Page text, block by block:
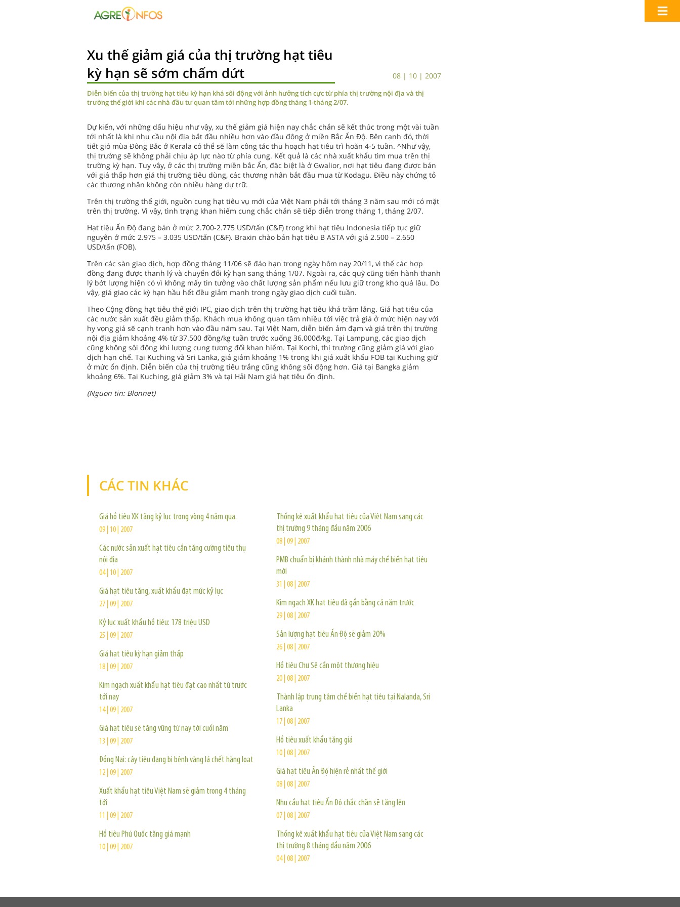
Xu thế giảm giá của thị trường hạt tiêu
kỳ hạn sẽ sớm chấm dứt
08 | 10 | 2007
Diễn biến của thị trường hạt tiêu kỳ hạn khá sôi động với ảnh hưởng tích cực từ phía thị trường nội địa và thị
trường thế giới khi các nhà đầu tư quan tâm tới những hợp đồng tháng 1-tháng 2/07.
Dự kiến, với những dấu hiệu như vậy, xu thế giảm giá hiện nay chắc chắn sẽ kết thúc trong một vài tuần
tới nhất là khi nhu cầu nội địa bắt đầu nhiều hơn vào đầu đông ở miền Bắc Ấn Độ. Bên cạnh đó, thời
tiết gió mùa Đông Bắc ở Kerala có thể sẽ làm công tác thu hoạch hạt tiêu trì hoãn 4-5 tuần. ^Như vậy,
thị trường sẽ không phải chịu áp lực nào từ phía cung. Kết quả là các nhà xuất khẩu tìm mua trên thị
trường kỳ hạn. Tuy vậy, ở các thị trường miền bắc Ấn, đặc biệt là ở Gwalior, nơi hạt tiêu đang được bán
với giá thấp hơn giá thị trường tiêu dùng, các thương nhân bắt đầu mua từ Kodagu. Điều này chứng tỏ
các thương nhân không còn nhiều hàng dự trữ.
Trên thị trường thế giới, nguồn cung hạt tiêu vụ mới của Việt Nam phải tới tháng 3 năm sau mới có mặt
trên thị trường. Vì vậy, tình trạng khan hiếm cung chắc chắn sẽ tiếp diễn trong tháng 1, tháng 2/07.
Hạt tiêu Ấn Độ đang bán ở mức 2.700-2.775 USD/tấn (C&F) trong khi hạt tiêu Indonesia tiếp tục giữ
nguyên ở mức 2.975 – 3.035 USD/tấn (C&F). Braxin chào bán hạt tiêu B ASTA với giá 2.500 – 2.650
USD/tấn (FOB).
Trên các sàn giao dịch, hợp đồng tháng 11/06 sẽ đáo hạn trong ngày hôm nay 20/11, vì thế các hợp
đồng đang được thanh lý và chuyển đổi kỳ hạn sang tháng 1/07. Ngoài ra, các quỹ cũng tiến hành thanh
lý bớt lượng hiện có vì không mấy tin tưởng vào chất lượng sản phẩm nếu lưu giữ trong kho quá lâu. Do
vậy, giá giao các kỳ hạn hầu hết đều giảm mạnh trong ngày giao dịch cuối tuần.
Theo Cộng đồng hạt tiêu thế giới IPC, giao dịch trên thị trường hạt tiêu khá trầm lắng. Giá hạt tiêu của
các nước sản xuất đều giảm thấp. Khách mua không quan tâm nhiều tới việc trả giá ở mức hiện nay với
hy vọng giá sẽ cạnh tranh hơn vào đầu năm sau. Tại Việt Nam, diễn biến ảm đạm và giá trên thị trường
nội địa giảm khoảng 4% từ 37.500 đồng/kg tuần trước xuống 36.000đ/kg. Tại Lampung, các giao dịch
cũng không sôi động khi lượng cung tương đối khan hiếm. Tại Kochi, thị trường cũng giảm giá với giao
dịch hạn chế. Tại Kuching và Sri Lanka, giá giảm khoảng 1% trong khi giá xuất khẩu FOB tại Kuching giữ
ở mức ổn định. Diễn biến của thị trường tiêu trắng cũng không sôi động hơn. Giá tại Bangka giảm
khoảng 6%. Tại Kuching, giá giảm 3% và tại Hải Nam giá hạt tiêu ổn định.
(Nguon tin: Blonnet)
CÁC TIN KHÁC
Giá hồ tiêu XK tăng kỷ lục trong vòng 4 năm qua.
09 | 10 | 2007
Các nước sản xuất hạt tiêu cần tăng cường tiêu thụ
nội địa
04 | 10 | 2007
Giá hạt tiêu tăng, xuất khẩu đạt mức kỷ lục
27 | 09 | 2007
Kỷ lục xuất khẩu hồ tiêu: 178 triệu USD
25 | 09 | 2007
Giá hạt tiêu kỳ hạn giảm thấp
18 | 09 | 2007
Kim ngạch xuất khẩu hạt tiêu đạt cao nhất từ trước
tới nay
14 | 09 | 2007
Giá hạt tiêu sẽ tăng vững từ nay tới cuối năm
13 | 09 | 2007
Đồng Nai: cây tiêu đang bị bệnh vàng lá chết hàng loạt
12 | 09 | 2007
Xuất khẩu hạt tiêu Việt Nam sẽ giảm trong 4 tháng
tới
11 | 09 | 2007
Hồ tiêu Phú Quốc tăng giá mạnh
10 | 09 | 2007
Thống kê xuất khẩu hạt tiêu của Việt Nam sang các
thị trường 9 tháng đầu năm 2006
08 | 09 | 2007
PMB chuẩn bị khánh thành nhà máy chế biến hạt tiêu
mới
31 | 08 | 2007
Kim ngạch XK hạt tiêu đã gần bằng cả năm trước
29 | 08 | 2007
Sản lượng hạt tiêu Ấn Độ sẽ giảm 20%
26 | 08 | 2007
Hồ tiêu Chư Sê cần một thương hiệu
20 | 08 | 2007
Thành lập trung tâm chế biến hạt tiêu tại Nalanda, Sri
Lanka
17 | 08 | 2007
Hồ tiêu xuất khẩu tăng giá
10 | 08 | 2007
Giá hạt tiêu Ấn Độ hiện rẻ nhất thế giới
08 | 08 | 2007
Nhu cầu hạt tiêu Ấn Độ chắc chắn sẽ tăng lên
07 | 08 | 2007
Thống kê xuất khẩu hạt tiêu của Việt Nam sang các
thị trường 8 tháng đầu năm 2006
04 | 08 | 2007